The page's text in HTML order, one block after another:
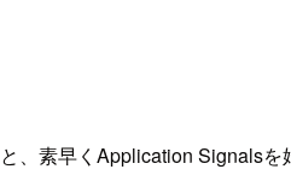
、素早くApplication Signals